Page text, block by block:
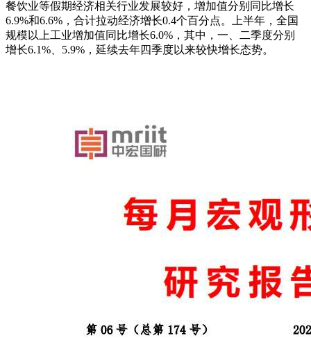
餐饮业等假期经济相关行业发展较好，增加值分别同比增长
6.9%和6.6%，合计拉动经济增长0.4个百分点。上半年，全国
规模以上工业增加值同比增长6.0%，其中，一、二季度分别
增长6.1%、5.9%，延续去年四季度以来较快增长态势。